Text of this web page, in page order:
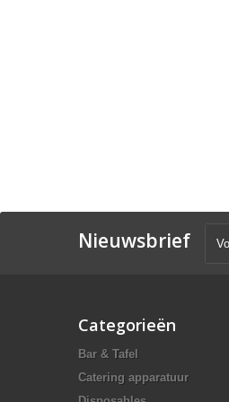
Nieuwsbrief
Categorieën
Bar & Tafel
Catering apparatuur